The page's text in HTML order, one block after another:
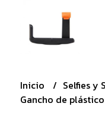
Inicio Selfies y
Gancho de